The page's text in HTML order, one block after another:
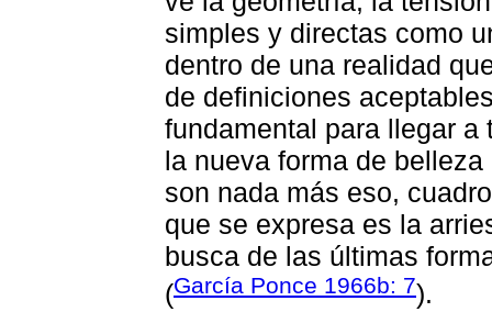
simples y directas como
dentro de una realidad
de definiciones
fundamental para llegar
la nueva forma de
son nada más eso,
que se expresa es la
busca de las últimas
(García Ponce 1966b: 7).